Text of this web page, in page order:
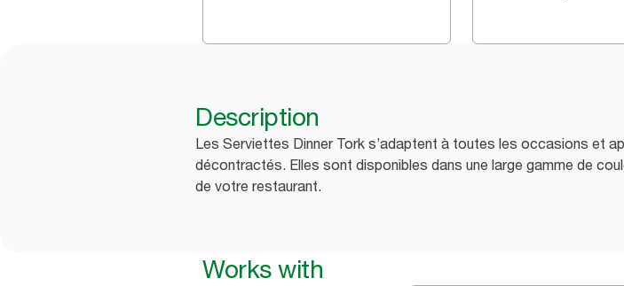
Description
Les Serviettes Dinner Tork s’adaptent à toutes les occasions et
décontractés. Elles sont disponibles dans une large gamme de
de votre restaurant.
Works with